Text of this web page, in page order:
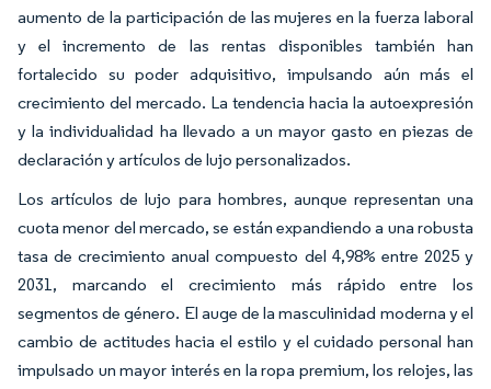
aumento de la participación de las mujeres en la fuerza laboral
y el incremento de las rentas disponibles también han
fortalecido su poder adquisitivo, impulsando aún más el
crecimiento del mercado. La tendencia hacia la autoexpresión
y la individualidad ha llevado a un mayor gasto en piezas de
declaración y artículos de lujo personalizados.
Los artículos de lujo para hombres, aunque representan una
cuota menor del mercado, se están expandiendo a una robusta
tasa de crecimiento anual compuesto del 4,98% entre 2025 y
2031, marcando el crecimiento más rápido entre los
segmentos de género. El auge de la masculinidad moderna y el
cambio de actitudes hacia el estilo y el cuidado personal han
impulsado un mayor interés en la ropa premium, los relojes, las